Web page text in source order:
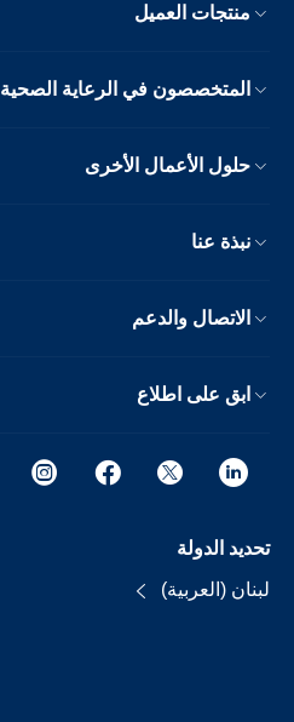
منتجات العميل
المتخصصون في الرعاية الصحية
حلول الأعمال الأخرى
نبذة عنا
الاتصال والدعم
ابق على اطلاع
تحديد الدولة
لبنان (العربية)